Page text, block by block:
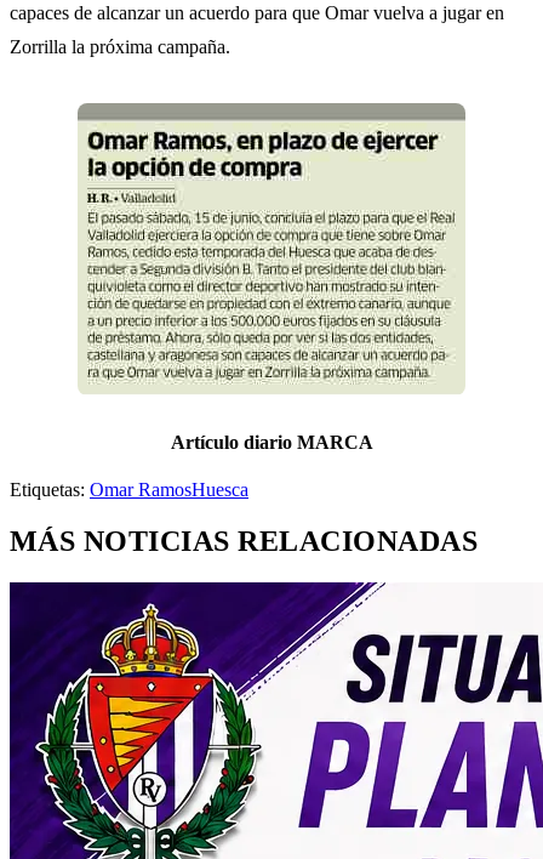
capaces de alcanzar un acuerdo para que Omar vuelva a jugar en
Zorrilla la próxima campaña.
Artículo diario MARCA
Etiquetas: Omar RamosHuesca
MÁS NOTICIAS RELACIONADAS